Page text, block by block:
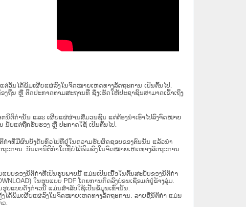
ນໄດ້ພິມເຜີຍແຜ່ລົງໃນຈົດໝາຍເຫດທາງລັດຖະການ ເປັນ​ຕົ້ນ​ໄປ.
ຖິ່ນ ຫຼື ຕິດປະກາດຕາມສະຖານທີ່ ຊຶ່ງເຮັດໃຫ້ປະຊາຊົນສາມາດເຂົ້າເຖິງ
ນິຕິກໍານັ້ນ ແລະ ເຜີຍແຜ່ຜ່ານສື່ມວນຊົນ ແຕ່ຕ້ອງນໍາເອົາໄປລົງຈົດໝາຍ
ບແຕ່ຖືກຮັບຮອງ ຫຼື ປະກາດໃຊ້ ເປັນຕົ້ນໄປ.
າທີ່ມີຜົນບັງຄັບທົ່ວໄປທີ່ຢູ່ໃນຄວາມຮັບຜິດຊອບຂອງຕົນນັ້ນ ແລ້ວນໍາ
ການ. ບັນ​ດາ​ນິ​ຕິ​ກຳ​ໃດ​ທີ່ບໍ່​ໄດ້​ພິມ​ລົງ​ໃນ​ຈົດ​ໝາຍ​ເຫດ​ທາງ​ລັດ​ຖະ​ການ
ແບບຂອງນິຕິກໍາທີ່ເປັນຮູບພາບນີ້ ແມ່ນເປັນເນື້ອໃນຕົ້ນສະບັບຂອງນິຕິກໍາ
ໃນຮູບແບບ PDF ໂດຍການກົດລົງບ່ອນເຊື່ອມຕໍ່ຢູ່ຂ້າງລຸ່ມ.
ບແບບດັ່ງກ່າວນີ້ ແມ່ນສຳລັບໃຊ້ເປັນຂໍ້ມູນເທົ່ານັ້ນ.
ດ້ພິມເຜີຍແຜ່ລົງໃນຈົດໝາຍເຫດທາງລັດຖະການ. ລາຍຊື່ນິຕິກຳ ແມ່ນ
.